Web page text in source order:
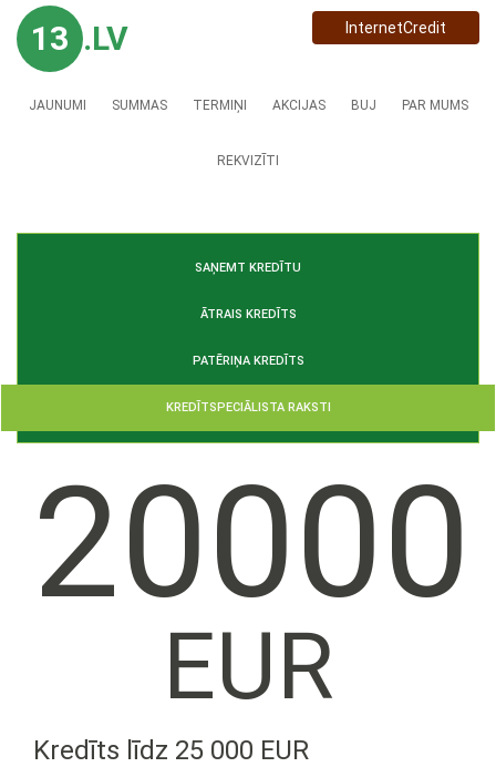
13 .LV InternetCredit
JAUNUMI SUMMAS TERMIŅI AKCIJAS BUJ PAR MUMS
REKVIZĪTI
SAŅEMT KREDĪTU
ĀTRAIS KREDĪTS
PATĒRIŅA KREDĪTS
KREDĪTSPECIĀLISTA RAKSTI
20000
EUR
Kredīts līdz 25 000 EUR